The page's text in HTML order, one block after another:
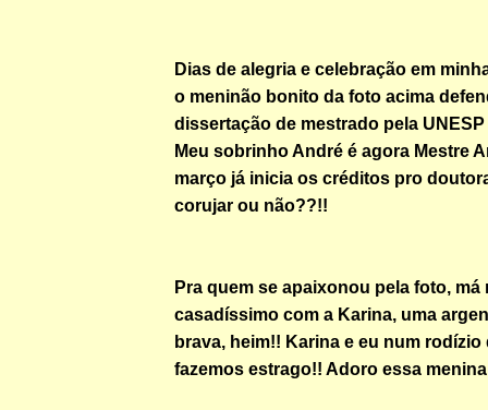
Dias de alegria e celebração em
o meninão bonito da foto acima
dissertação de mestrado pela
Meu sobrinho André é agora Mestre
março já inicia os créditos pro
corujar ou não??!!
Pra quem se apaixonou pela foto, má
casadíssimo com a Karina, uma
brava, heim!! Karina e eu num rodízio
fazemos estrago!! Adoro essa